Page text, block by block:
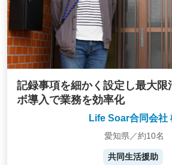
記録事項を細かく設定し最大限
ボ導入で業務を効率化
Life Soar合同会社
愛知県／約10名
共同生活援助